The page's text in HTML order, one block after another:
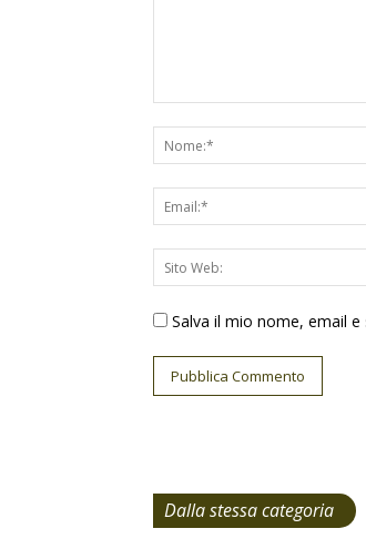
Salva il mio nome, email
Dalla stessa categoria